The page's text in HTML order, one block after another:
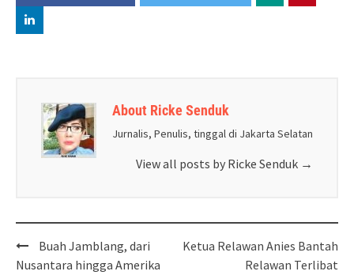
About Ricke Senduk
Jurnalis, Penulis, tinggal di Jakarta Selatan
View all posts by Ricke Senduk →
Post
navigation
Buah Jamblang, dari
Nusantara hingga Amerika
Ketua Relawan Anies Bantah
Relawan Terlibat